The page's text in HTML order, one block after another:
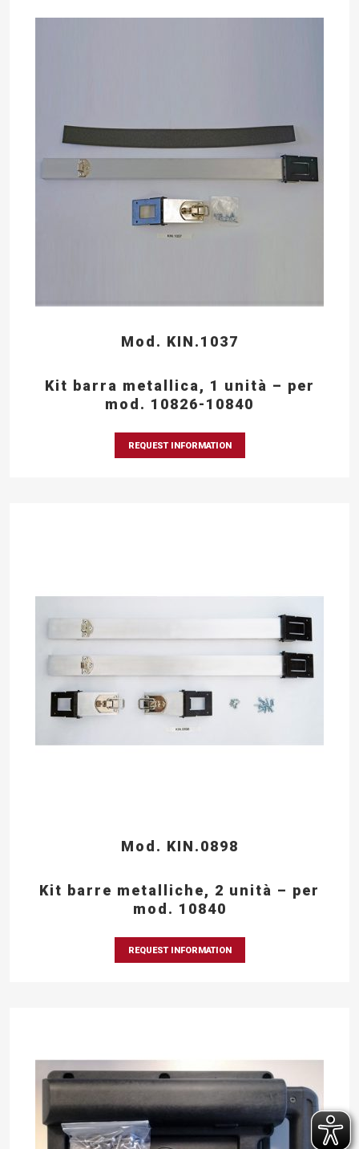
Mod. KIN.1037
Kit barra metallica, 1 unità – per
mod. 10826-10840
REQUEST INFORMATION
Mod. KIN.0898
Kit barre metalliche, 2 unità – per
mod. 10840
REQUEST INFORMATION